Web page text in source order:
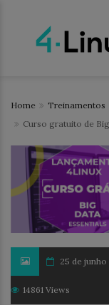
Home
Treinamentos
Curso gratuito de
25 de junho
14861 Views